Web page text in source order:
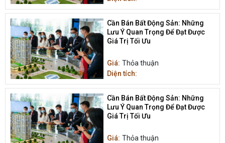
Cần Bán Bất Động Sản: Những
Lưu Ý Quan Trọng Để Đạt Được
Giá Trị Tối Ưu
Giá: Thỏa thuận
Diện tích:
Cần Bán Bất Động Sản: Những
Lưu Ý Quan Trọng Để Đạt Được
Giá Trị Tối Ưu
Giá: Thỏa thuận